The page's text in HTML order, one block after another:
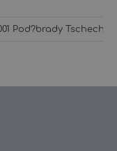
Pod?brady